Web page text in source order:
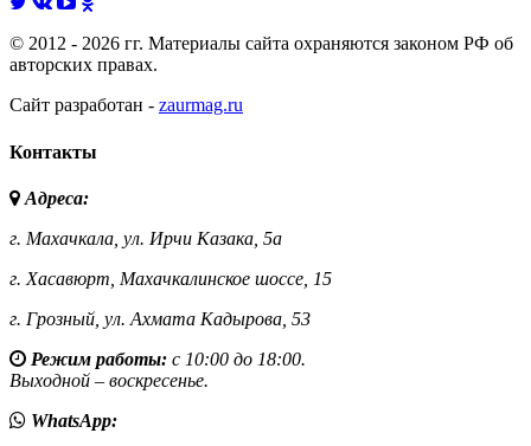
© 2012 - 2026 гг. Материалы сайта охраняются законом РФ об
авторских правах.
Сайт разработан - zaurmag.ru
Контакты
Адреса:
г. Махачкала, ул. Ирчи Казака, 5а
г. Хасавюрт, Махачкалинское шоссе, 15
г. Грозный, ул. Ахмата Кадырова, 53
Режим работы: с 10:00 до 18:00.
Выходной – воскресенье.
WhatsApp: